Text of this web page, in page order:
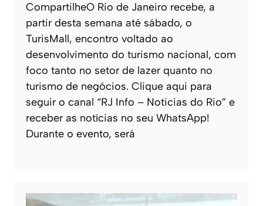
CompartilheO Rio de Janeiro recebe, a
partir desta semana até sábado, o
TurisMall, encontro voltado ao
desenvolvimento do turismo nacional, com
foco tanto no setor de lazer quanto no
turismo de negócios. Clique aqui para
seguir o canal “RJ Info – Noticias do Rio” e
receber as notícias no seu WhatsApp!
Durante o evento, será